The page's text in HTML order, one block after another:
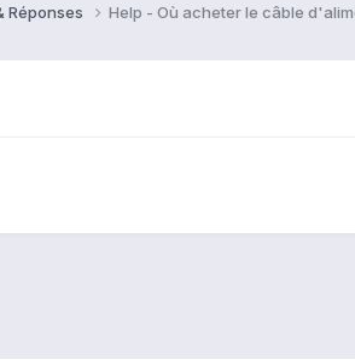
Réponses Help - Où acheter le câble